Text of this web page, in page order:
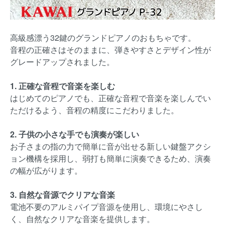
高級感漂う32鍵のグランドピアノのおもちゃです。
音程の正確さはそのままに、弾きやすさとデザイン性が
グレードアップされました。
1. 正確な音程で音楽を楽しむ
はじめてのピアノでも、正確な音程で音楽を楽しんでい
ただけるよう、音程の精度にこだわりました。
2. 子供の小さな手でも演奏が楽しい
お子さまの指の力で簡単に音が出せる新しい鍵盤アクシ
ョン機構を採用し、弱打も簡単に演奏できるため、演奏
の幅が広がります。
3. 自然な音源でクリアな音楽
電池不要のアルミパイプ音源を使用し、環境にやさし
く、自然なクリアな音楽を提供します。